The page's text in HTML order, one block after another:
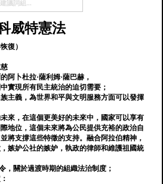
威特憲法
復）
阿卜杜拉·薩利姆·薩巴赫，
實現所有民主統治的迫切需要；
主義，為世界和平與文明服務方面可以發揮
來，在這個更美好的未來中，國家可以享有
地位，這個未來將為公民提供充裕的政治自
將支撐這些特徵的支持。融合阿拉伯精神，
嫉妒公社的嫉妒，執政的律師和維護祖國統
，關於過渡時期的組織法治制度；